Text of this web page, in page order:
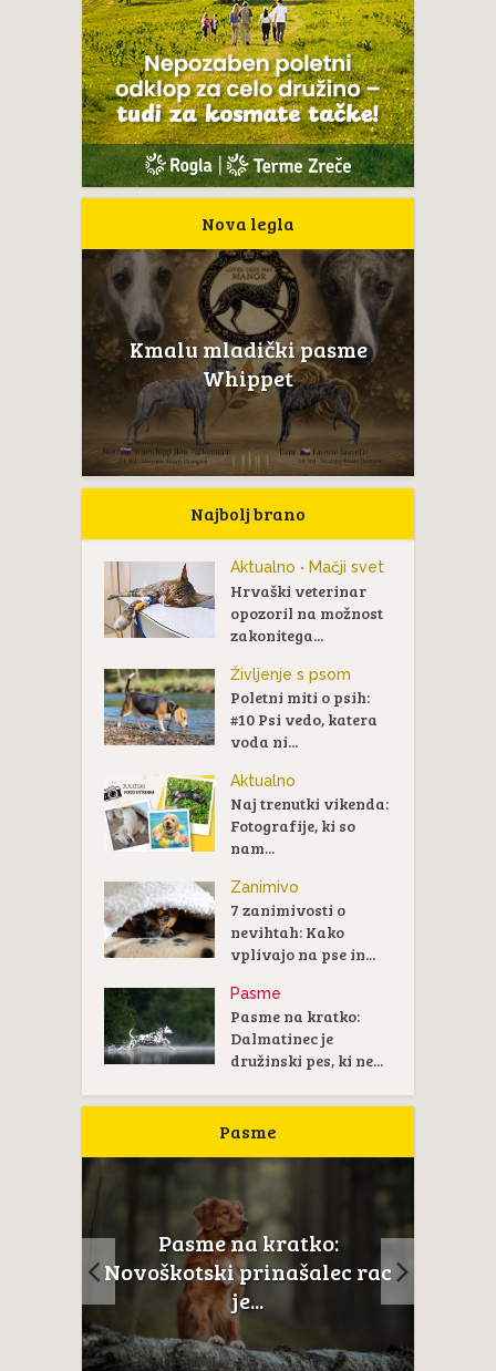
Nova legla
Kmalu mladički pasme
Whippet
Najbolj brano
Aktualno • Mačji svet
Hrvaški veterinar
opozoril na možnost
zakonitega...
Življenje s psom
Poletni miti o psih:
#10 Psi vedo, katera
voda ni...
Aktualno
Naj trenutki vikenda:
Fotografije, ki so
nam...
Zanimivo
7 zanimivosti o
nevihtah: Kako
vplivajo na pse in...
Pasme
Pasme na kratko:
Dalmatinec je
družinski pes, ki ne...
Pasme
Pasme na kratko:
Novoškotski prinašalec rac
je...